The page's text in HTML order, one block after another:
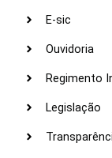
E-sic
Ouvidoria
Regimento
Legislação